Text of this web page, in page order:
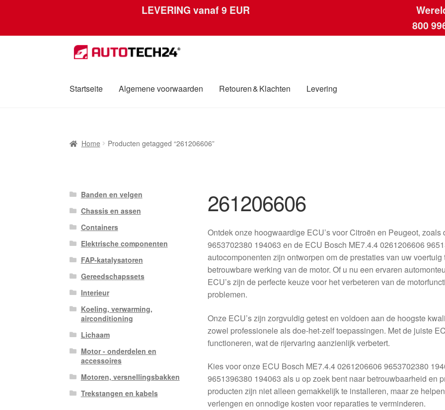
LEVERING vanaf 9 EUR
800
Ga
door
navigatie
Ga
naar
inhoud
Startseite Algemene voorwaarden Retouren & Klachten Levering
Over ons PrivacybeleidWereldwijde verzending
Home Producten getagged “261206606”
261206606
Ontdek onze hoogwaardige ECU’s voor Citroën en Peugeot,
9653702380 194063 en de ECU Bosch ME7.4.4 0261206606
autocomponenten zijn ontworpen om de prestaties van uw
betrouwbare werking van de motor. Of u nu een ervaren
ECU’s zijn de perfecte keuze voor het verbeteren van de
problemen.
Onze ECU’s zijn zorgvuldig getest en voldoen aan de hoogste
zowel professionele als doe-het-zelf toepassingen. Met de juiste
functioneren, wat de rijervaring aanzienlijk verbetert.
Kies voor onze ECU Bosch ME7.4.4 0261206606 9653702380
9651396380 194063 als u op zoek bent naar betrouwbaarheid en
producten zijn niet alleen gemakkelijk te installeren, maar ze
verlengen en onnodige kosten voor reparaties te verminderen.
Banden en velgen
Chassis en assen
Containers
Elektrische componenten
FAP-katalysatoren
Gereedschapssets
Interieur
Koeling, verwarming,
airconditioning
Lichaam
Motor - onderdelen en
accessoires
Motoren, versnellingsbakken
Trekstangen en kabels